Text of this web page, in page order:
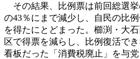
その結果、比例票は前回総選挙
の43％にまで減少し、自民の比
を得たにとどまった。櫛渕・大
区で得票を減らし、比例復活で
看板だった「消費税廃止」を与